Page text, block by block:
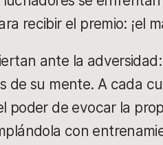
recibir el premio: ¡el
ante la
de su mente. A cada
poder de evocar la
con